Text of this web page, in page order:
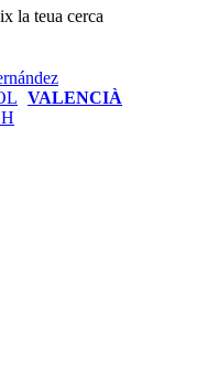
la teua cerca
VALENCIÀ